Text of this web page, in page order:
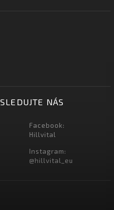
SLEDUJTE NÁS
Facebook:
Hillvital
Instagram:
@hillvital_eu